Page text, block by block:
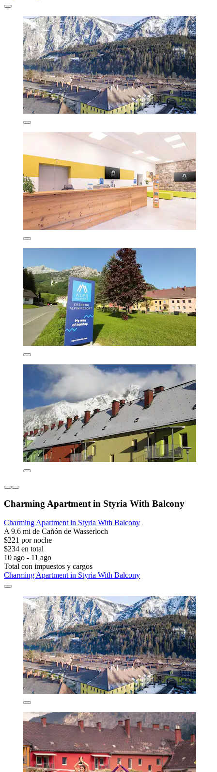
Charming Apartment in Styria With Balcony
Charming Apartment in Styria With Balcony
A 9.6 mi de Cañón de Wasserloch
$221 por noche
$234 en total
10 ago - 11 ago
Total con impuestos y cargos
Charming Apartment in Styria With Balcony